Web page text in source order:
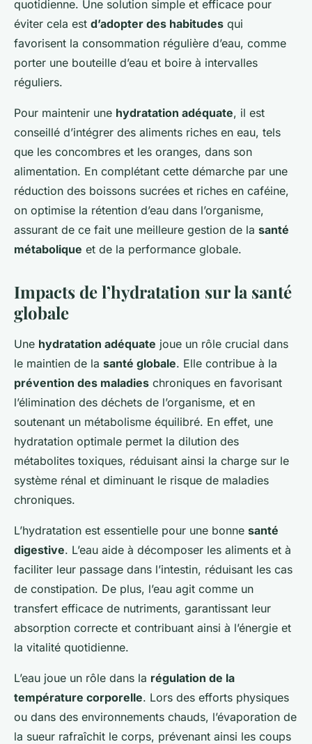
quotidienne. Une solution simple et efficace pour
éviter cela est d’adopter des habitudes qui
favorisent la consommation régulière d’eau, comme
porter une bouteille d’eau et boire à intervalles
réguliers.
Pour maintenir une hydratation adéquate, il est
conseillé d’intégrer des aliments riches en eau, tels
que les concombres et les oranges, dans son
alimentation. En complétant cette démarche par une
réduction des boissons sucrées et riches en caféine,
on optimise la rétention d’eau dans l’organisme,
assurant de ce fait une meilleure gestion de la santé
métabolique et de la performance globale.
Impacts de l’hydratation sur la santé
globale
Une hydratation adéquate joue un rôle crucial dans
le maintien de la santé globale. Elle contribue à la
prévention des maladies chroniques en favorisant
l’élimination des déchets de l’organisme, et en
soutenant un métabolisme équilibré. En effet, une
hydratation optimale permet la dilution des
métabolites toxiques, réduisant ainsi la charge sur le
système rénal et diminuant le risque de maladies
chroniques.
L’hydratation est essentielle pour une bonne santé
digestive. L’eau aide à décomposer les aliments et à
faciliter leur passage dans l’intestin, réduisant les cas
de constipation. De plus, l’eau agit comme un
transfert efficace de nutriments, garantissant leur
absorption correcte et contribuant ainsi à l’énergie et
la vitalité quotidienne.
L’eau joue un rôle dans la régulation de la
température corporelle. Lors des efforts physiques
ou dans des environnements chauds, l’évaporation de
la sueur rafraîchit le corps, prévenant ainsi les coups